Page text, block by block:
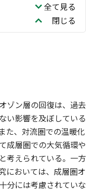
全て見る
閉じる
ゾン層の回復は、過去
い影響を及ぼしている
た、対流圏での温暖化
成層圏での大気循環や
考えられている。一方
においては、成層圏オ
分には考慮されていな